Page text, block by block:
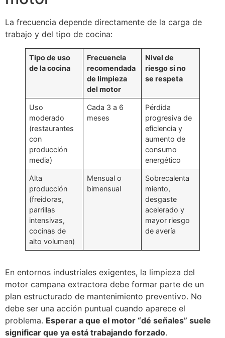
La frecuencia depende directamente de la carga de
trabajo y del tipo de cocina:
Tipo de uso
de la cocina
Frecuencia
recomendada
de limpieza
del motor
Nivel de
riesgo si no
se respeta
Uso
moderado
(restaurantes
con
producción
media)
Cada 3 a 6
meses
Pérdida
progresiva de
eficiencia y
aumento de
consumo
energético
Alta
producción
(freidoras,
parrillas
intensivas,
cocinas de
alto volumen)
Mensual o
bimensual
Sobrecalenta
miento,
desgaste
acelerado y
mayor riesgo
de avería
En entornos industriales exigentes, la limpieza del
motor campana extractora debe formar parte de un
plan estructurado de mantenimiento preventivo. No
debe ser una acción puntual cuando aparece el
problema. Esperar a que el motor “dé señales” suele
significar que ya está trabajando forzado.